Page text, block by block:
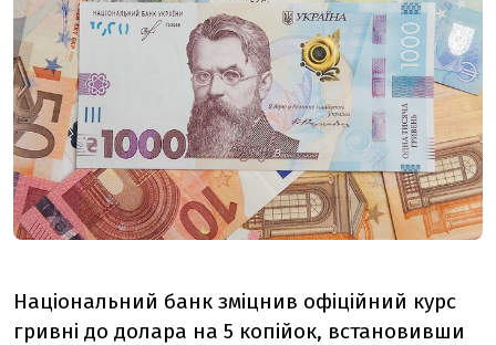
Національний банк зміцнив офіційний курс
гривні до долара на 5 копійок, встановивши